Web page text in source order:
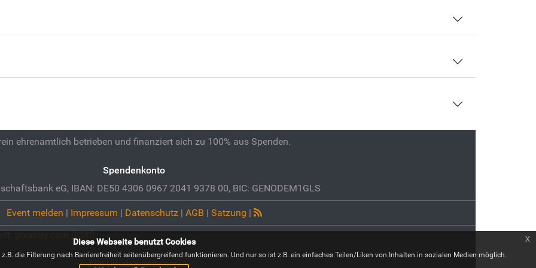
ehrenamtlich betrieben und finanziert sich zu 100% aus Spenden.
Spendenkonto
eG, IBAN: DE50 4306 0967 2041 9378 00, BIC: GENODEM1GLS
Event melden | Impressum | Datenschutz| AGB | Satzung |
pixabay.com (CC0)
Alle Urheber anzeigen
Diese Webseite benutzt Cookies
die Filterung nach Barrierefreiheit seitenübergreifend funktionieren. Und nur so ist z.B. ein einfaches Teilen/Liken von Inhalten in sozialen Medien möglich.
x